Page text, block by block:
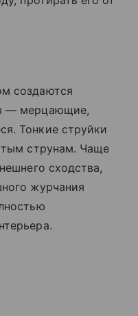
создаются
— мерцающие,
Тонкие струйки
струнам. Чаще
сходства,
журчания